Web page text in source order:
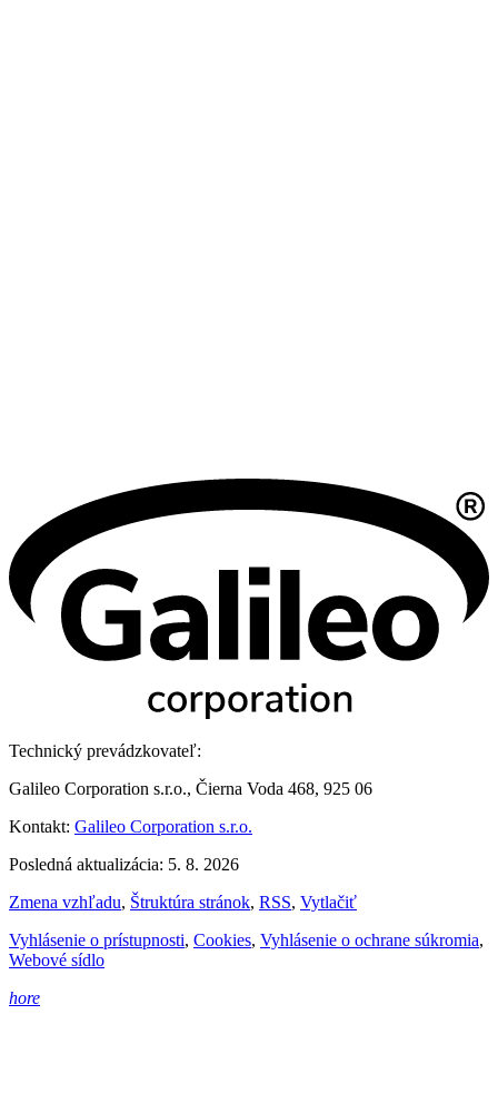
Technický prevádzkovateľ:
Galileo Corporation s.r.o., Čierna Voda 468, 925 06
Kontakt: Galileo Corporation s.r.o.
Posledná aktualizácia: 5. 8. 2026
Zmena vzhľadu, Štruktúra stránok, RSS, Vytlačiť
Vyhlásenie o prístupnosti, Cookies, Vyhlásenie o ochrane súkromia,
Webové sídlo
hore